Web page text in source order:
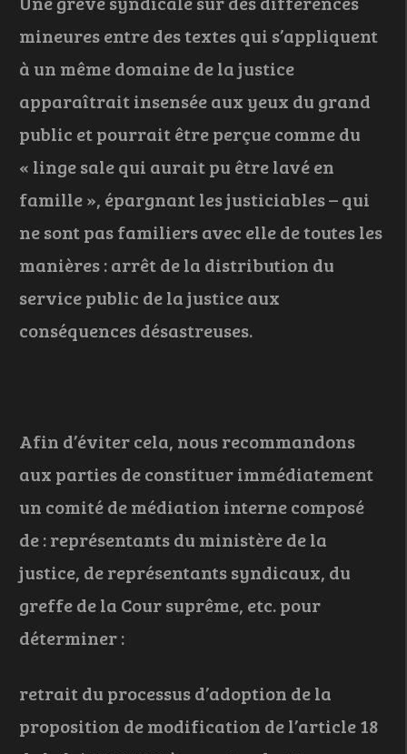
mineures entre des textes qui s’appliquent
à un même domaine de la justice
apparaîtrait insensée aux yeux du grand
public et pourrait être perçue comme du
« linge sale qui aurait pu être lavé en
famille », épargnant les justiciables – qui
ne sont pas familiers avec elle de toutes les
manières : arrêt de la distribution du
service public de la justice aux
conséquences désastreuses.
Afin d’éviter cela, nous recommandons
aux parties de constituer immédiatement
un comité de médiation interne composé
de : représentants du ministère de la
justice, de représentants syndicaux, du
greffe de la Cour suprême, etc. pour
déterminer :
retrait du processus d’adoption de la
proposition de modification de l’article 18